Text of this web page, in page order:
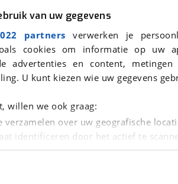
van uw gegevens
partners verwerken je
cookies om informatie op
advertenties en content,
U kunt kiezen wie uw gegevens
willen we ook graag:
verzamelen over uw geografische
identificeren door het actief te
uw persoonlijke gegevens worden
van
en Privacyverklaring